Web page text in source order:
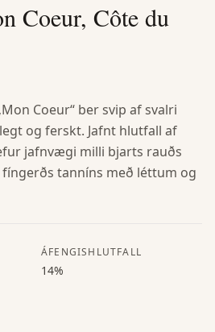
Coeur, Côte du
Coeur“ ber svip af svalri
og ferskt. Jafnt hlutfall af
jafnvægi milli bjarts rauðs
tanníns með léttum og
ÁFENGISHLUTFALL
14%